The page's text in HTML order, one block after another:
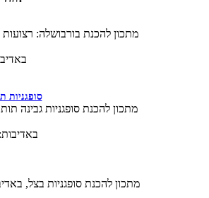
מתכון להכנת בורבושלה:
סופגניות
מתכון להכנת סופגניות גבינה
באדיבות:
מתכון להכנת סופגניות בצל,